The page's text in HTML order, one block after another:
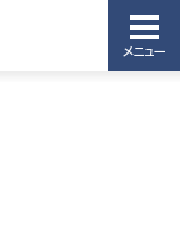
メニュー